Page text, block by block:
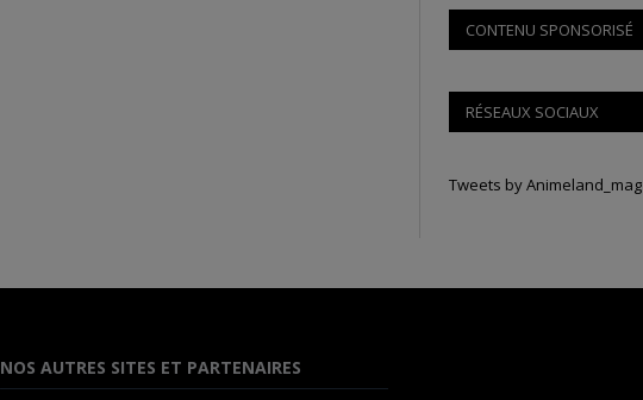
CONTENU SPONSORISÉ
RÉSEAUX SOCIAUX
Tweets by Animeland_mag
NOS AUTRES SITES ET PARTENAIRES